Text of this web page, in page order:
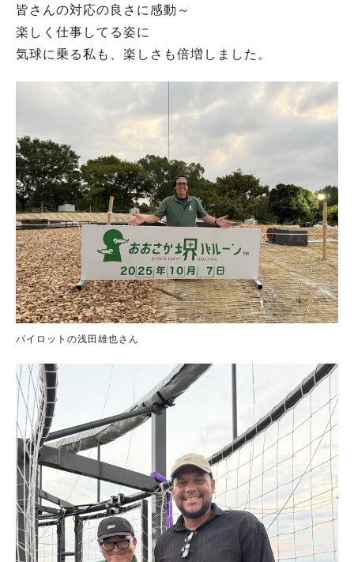
皆さんの対応の良さに感動～
楽しく仕事してる姿に
気球に乗る私も、楽しさも倍増しました。
パイロットの浅田雄也さん